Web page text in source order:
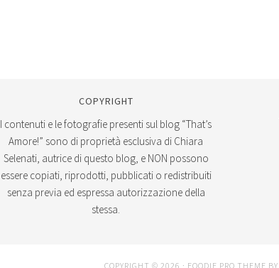
COPYRIGHT
I contenuti e le fotografie presenti sul blog “That’s
Amore!” sono di proprietà esclusiva di Chiara
Selenati, autrice di questo blog, e NON possono
essere copiati, riprodotti, pubblicati o redistribuiti
senza previa ed espressa autorizzazione della
stessa.
COPYRIGHT © 2026 · FOODIE PRO THEME BY